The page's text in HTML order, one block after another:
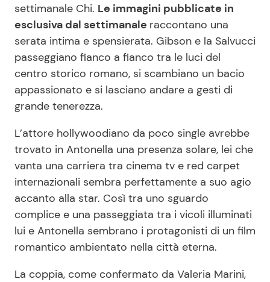
settimanale Chi. Le immagini pubblicate in
esclusiva dal settimanale raccontano una
serata intima e spensierata. Gibson e la Salvucci
passeggiano fianco a fianco tra le luci del
centro storico romano, si scambiano un bacio
appassionato e si lasciano andare a gesti di
grande tenerezza.
L’attore hollywoodiano da poco single avrebbe
trovato in Antonella una presenza solare, lei che
vanta una carriera tra cinema tv e red carpet
internazionali sembra perfettamente a suo agio
accanto alla star. Così tra uno sguardo
complice e una passeggiata tra i vicoli illuminati
lui e Antonella sembrano i protagonisti di un film
romantico ambientato nella città eterna.
La coppia, come confermato da Valeria Marini,